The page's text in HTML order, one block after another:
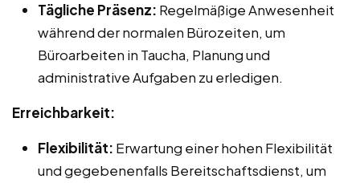
Tägliche Präsenz: Regelmäßige Anwesenheit
während der normalen Bürozeiten, um
Büroarbeiten in Taucha, Planung und
administrative Aufgaben zu erledigen.
Erreichbarkeit:
Flexibilität: Erwartung einer hohen Flexibilität
und gegebenenfalls Bereitschaftsdienst, um